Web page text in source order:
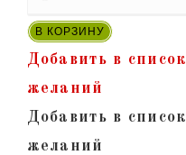
товара
"Белита-03"
В КОРЗИНУ
Добавить в список
желаний
Добавить в список
желаний